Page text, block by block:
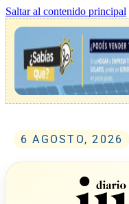
Saltar al contenido principal
6 AGOSTO, 2026